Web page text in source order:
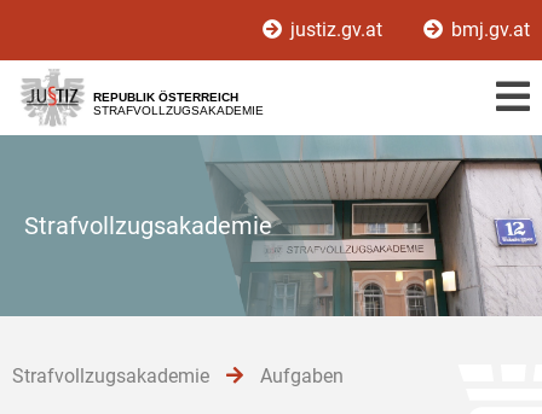
[1]
[2]
[3]
justiz.gv.at bmj.gv.at
REPUBLIK ÖSTERREICH
STRAFVOLLZUGSAKADEMIE
Strafvollzugsakademie
Strafvollzugsakademie Aufgaben